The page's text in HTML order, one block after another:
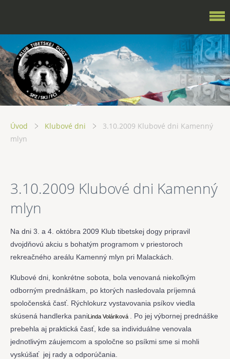
Úvod Klubové dni
3.10.2009 Klubové dni Kamenný
mlyn
3.10.2009 Klubové dni Kamenný
mlyn
Na dni 3. a 4. októbra 2009 Klub tibetskej dogy pripravil
dvojdňovú akciu s bohatým programom v priestoroch
rekreačného areálu Kamenný mlyn pri Malackách.
Klubové dni, konkrétne sobota, bola venovaná niekoľkým
odborným prednáškam, po ktorých nasledovala príjemná
spoločenská časť. Rýchlokurz vystavovania psíkov viedla
skúsená handlerka paniLinda Voláriková
. Po jej výbornej prednáške
prebehla aj praktická časť, kde sa individuálne venovala
jednotlivým záujemcom a spoločne so psíkmi sme si mohli
vyskúšať jej rady a odporúčania.